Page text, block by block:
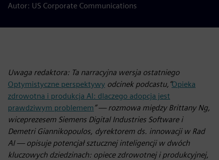
Autor: US Corporate Communications
Uwaga redaktora: Ta narracyjna wersja ostatniego
Optymistyczne perspektywy odcinek podcastu,”Opieka
zdrowotna i produkcja AI: dlaczego adopcja jest
prawdziwym problemem” — rozmowa między Brittany Ng,
wiceprezesem Siemens Digital Industries Software i
Demetri Giannikopoulos, dyrektorem ds. innowacji w Rad
AI — opisuje potencjał sztucznej inteligencji w dwóch
kluczowych dziedzinach: opiece zdrowotnej i produkcyjnej,